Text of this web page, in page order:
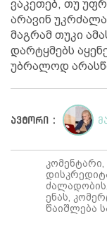
ვაკეთებ, თუ
არავინ
მაგრამ თუკი
დარტყმებს
უბრალოდ
ავტორი :
ენას,
წაიშლება